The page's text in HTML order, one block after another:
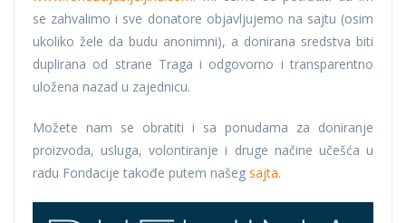
se zahvalimo i sve donatore objavljujemo na sajtu (osim
ukoliko žele da budu anonimni), a donirana sredstva biti
duplirana od strane Traga i odgovorno i transparentno
uložena nazad u zajednicu.
Možete nam se obratiti i sa ponudama za doniranje
proizvoda, usluga, volontiranje i druge načine učešća u
radu Fondacije takođe putem našeg sajta.